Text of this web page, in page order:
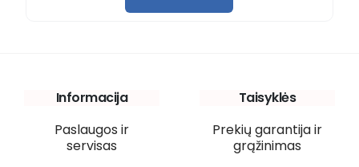
Informacija
Paslaugos ir
servisas
Taisyklės
Prekių garantija ir
grąžinimas